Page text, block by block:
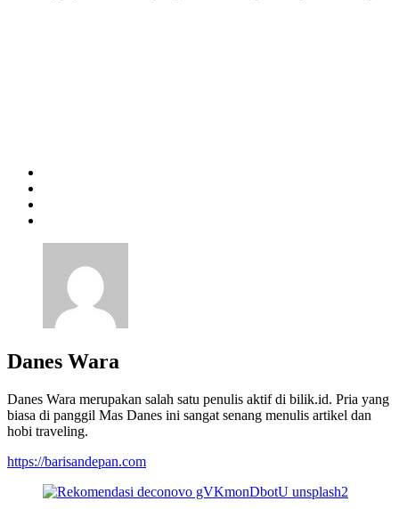
Danes Wara
Danes Wara merupakan salah satu penulis aktif di bilik.id. Pria yang
biasa di panggil Mas Danes ini sangat senang menulis artikel dan
hobi traveling.
https://barisandepan.com